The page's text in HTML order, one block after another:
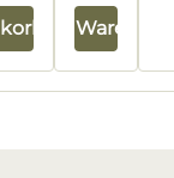
In den Warenkorb